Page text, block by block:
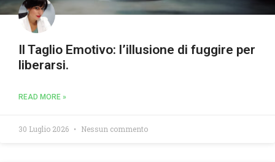
Il Taglio Emotivo: l’illusione di fuggire per
liberarsi.
READ MORE »
30 Luglio 2026 Nessun commento